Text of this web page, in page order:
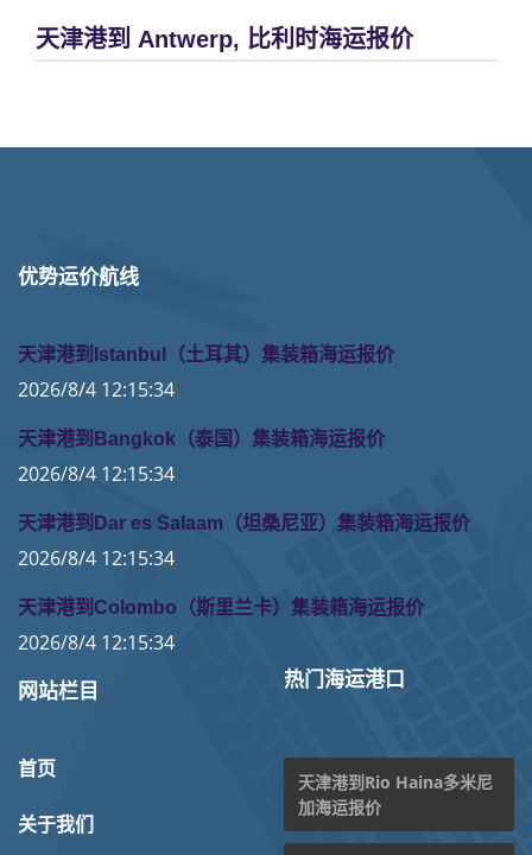
天津港到 Antwerp, 比利时海运报价
优势运价航线
天津港到Istanbul（土耳其）集装箱海运报价
2026/8/4 12:15:34
天津港到Bangkok（泰国）集装箱海运报价
2026/8/4 12:15:34
天津港到Dar es Salaam（坦桑尼亚）集装箱海运报价
2026/8/4 12:15:34
天津港到Colombo（斯里兰卡）集装箱海运报价
2026/8/4 12:15:34
网站栏目
首页
关于我们
热门海运港口
天津港到Rio Haina多米尼
加海运报价